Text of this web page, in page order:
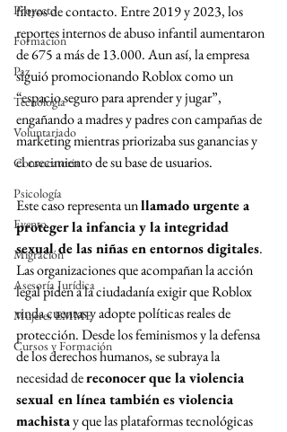
Proyecto
Formacion
Paz
Tecnología
Voluntariado
Convocatoria
Psicología
Evento
Migración
Asesoría Jurídica
Mujeres EMME
Cursos y Formación
filtros de contacto. Entre 2019 y 2023, los
reportes internos de abuso infantil aumentaron
de 675 a más de 13.000. Aun así, la empresa
siguió promocionando Roblox como un
“espacio seguro para aprender y jugar”,
engañando a madres y padres con campañas de
marketing mientras priorizaba sus ganancias y
el crecimiento de su base de usuarios.
Este caso representa un llamado urgente a
proteger la infancia y la integridad
sexual de las niñas en entornos digitales.
Las organizaciones que acompañan la acción
legal piden a la ciudadanía exigir que Roblox
rinda cuentas y adopte políticas reales de
protección. Desde los feminismos y la defensa
de los derechos humanos, se subraya la
necesidad de reconocer que la violencia
sexual en línea también es violencia
machista y que las plataformas tecnológicas